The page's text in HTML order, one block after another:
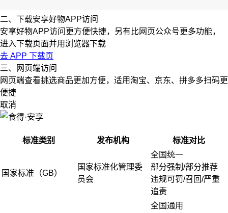
二、下载安享好物APP访问
安享好物APP访问更方便快捷，另有比网页公众号更多功能，
进入下载页面并用浏览器下载
去 APP 下载页
三、网页端访问
网页端查看挑选商品更加方便，适用淘宝、京东、拼多多扫码更
便捷
取消
标准类别 发布机构 标准对比
国家标准（GB）
国家标准化管理委
员会
全国统一
部分强制/部分推荐
违规可罚/召回/严重
追责
全国通用